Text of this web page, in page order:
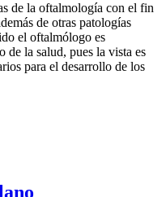
de la oftalmología con el fin
de otras patologías
el oftalmólogo es
de la salud, pues la vista es
para el desarrollo de los